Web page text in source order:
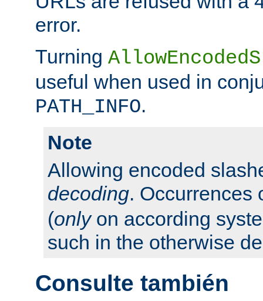
error.
Turning
useful when used in
PATH_INFO.
Note
Allowing encoded
decoding. Occurrences
(onlyon according
such in the otherwise
Consulte también